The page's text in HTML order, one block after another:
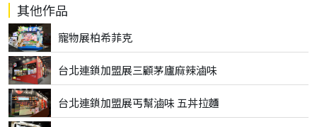
其他作品
寵物展柏希菲克
台北連鎖加盟展三顧茅廬麻辣滷味
台北連鎖加盟展丐幫滷味 五丼拉麵